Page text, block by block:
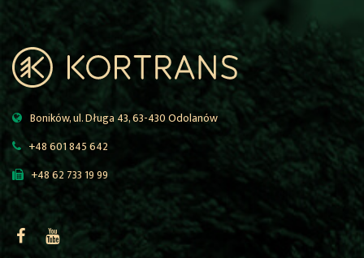
Boników, ul. Długa 43, 63-430 Odolanów
+48 601 845 642
+48 62 733 19 99